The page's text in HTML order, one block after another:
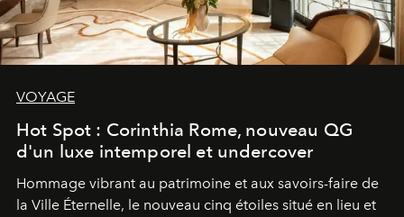
VOYAGE
Hot Spot : Corinthia Rome, nouveau QG
d'un luxe intemporel et undercover
Hommage vibrant au patrimoine et aux savoirs-faire de
la Ville Éternelle, le nouveau cinq étoiles situé en lieu et